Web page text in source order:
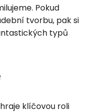
Pokud
tvorbu, pak si
typů
klíčovou roli